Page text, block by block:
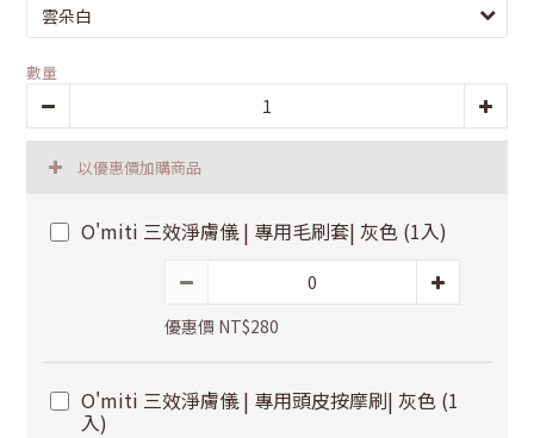
數量
以優惠價加購商品
O'miti 三效淨膚儀 | 專用毛刷套| 灰色 (1入)
優惠價 NT$280
O'miti 三效淨膚儀 | 專用頭皮按摩刷| 灰色 (1
入)